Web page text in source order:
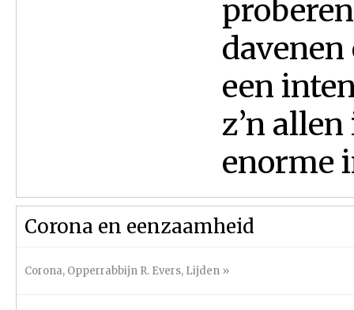
een
z’n
enorme
Corona en eenzaamheid
Corona, Opperrabbijn R. Evers, Lijden »